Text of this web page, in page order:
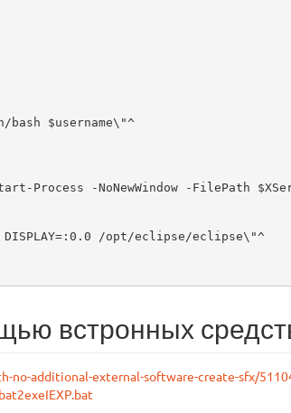
$username\"^
Process -NoNewWindow -FilePath
/opt/eclipse/eclipse\"^
встронных
additional-external-software-create-sfx/